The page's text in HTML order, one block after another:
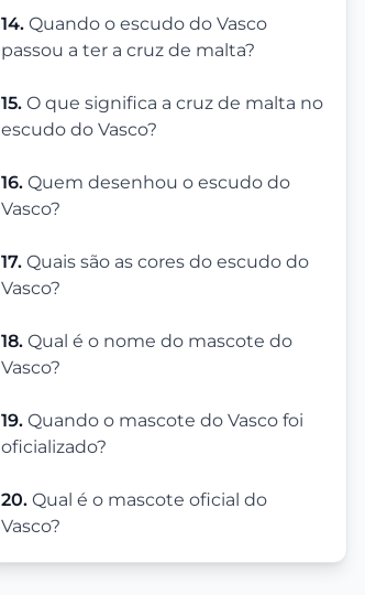
14. Quando o escudo do Vasco
passou a ter a cruz de malta?
15. O que significa a cruz de malta no
escudo do Vasco?
16. Quem desenhou o escudo do
Vasco?
17. Quais são as cores do escudo do
Vasco?
18. Qual é o nome do mascote do
Vasco?
19. Quando o mascote do Vasco foi
oficializado?
20. Qual é o mascote oficial do
Vasco?